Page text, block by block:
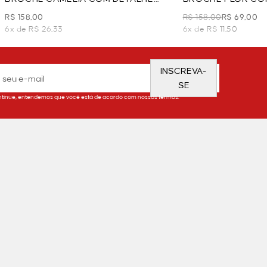
RENDA - PRETO
R$ 158,00
6x de R$ 26,33
PRETO
R$ 158,00R$ 69,00
6x de R$ 11,50
INSCREVA-
SE
entendemos que você está de acordo com nossos termos.